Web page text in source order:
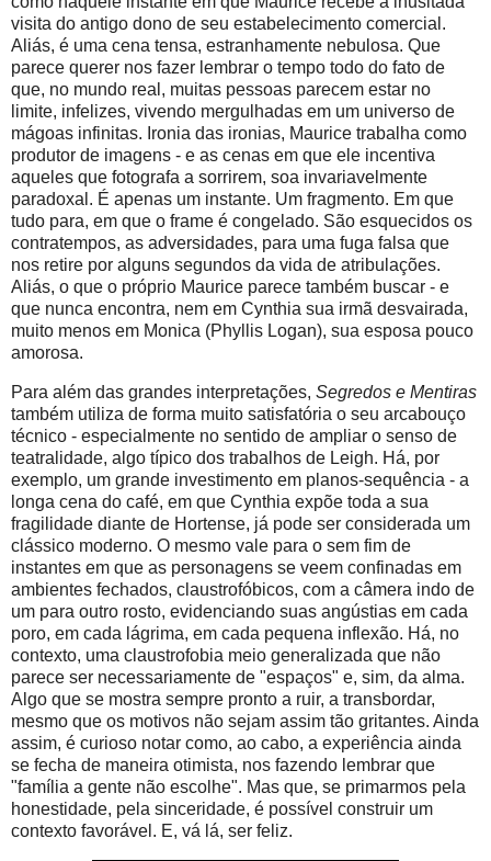
visita do antigo dono de seu estabelecimento comercial.
Aliás, é uma cena tensa, estranhamente nebulosa. Que
parece querer nos fazer lembrar o tempo todo do fato de
que, no mundo real, muitas pessoas parecem estar no
limite, infelizes, vivendo mergulhadas em um universo de
mágoas infinitas. Ironia das ironias, Maurice trabalha como
produtor de imagens - e as cenas em que ele incentiva
aqueles que fotografa a sorrirem, soa invariavelmente
paradoxal. É apenas um instante. Um fragmento. Em que
tudo para, em que o frame é congelado. São esquecidos os
contratempos, as adversidades, para uma fuga falsa que
nos retire por alguns segundos da vida de atribulações.
Aliás, o que o próprio Maurice parece também buscar - e
que nunca encontra, nem em Cynthia sua irmã desvairada,
muito menos em Monica (Phyllis Logan), sua esposa pouco
amorosa.
Para além das grandes interpretações, Segredos e Mentiras
também utiliza de forma muito satisfatória o seu arcabouço
técnico - especialmente no sentido de ampliar o senso de
teatralidade, algo típico dos trabalhos de Leigh. Há, por
exemplo, um grande investimento em planos-sequência - a
longa cena do café, em que Cynthia expõe toda a sua
fragilidade diante de Hortense, já pode ser considerada um
clássico moderno. O mesmo vale para o sem fim de
instantes em que as personagens se veem confinadas em
ambientes fechados, claustrofóbicos, com a câmera indo de
um para outro rosto, evidenciando suas angústias em cada
poro, em cada lágrima, em cada pequena inflexão. Há, no
contexto, uma claustrofobia meio generalizada que não
parece ser necessariamente de "espaços" e, sim, da alma.
Algo que se mostra sempre pronto a ruir, a transbordar,
mesmo que os motivos não sejam assim tão gritantes. Ainda
assim, é curioso notar como, ao cabo, a experiência ainda
se fecha de maneira otimista, nos fazendo lembrar que
"família a gente não escolhe". Mas que, se primarmos pela
honestidade, pela sinceridade, é possível construir um
contexto favorável. E, vá lá, ser feliz.